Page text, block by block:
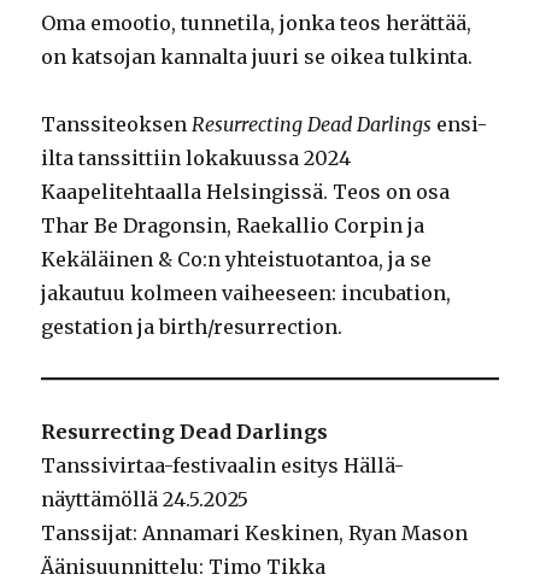
Oma emootio, tunnetila, jonka teos herättää,
on katsojan kannalta juuri se oikea tulkinta.
Tanssiteoksen Resurrecting Dead Darlings ensi-
ilta tanssittiin lokakuussa 2024
Kaapelitehtaalla Helsingissä. Teos on osa
Thar Be Dragonsin, Raekallio Corpin ja
Kekäläinen & Co:n yhteistuotantoa, ja se
jakautuu kolmeen vaiheeseen: incubation,
gestation ja birth/resurrection.
Resurrecting Dead Darlings
Tanssivirtaa-festivaalin esitys Hällä-
näyttämöllä 24.5.2025
Tanssijat: Annamari Keskinen, Ryan Mason
Äänisuunnittelu: Timo Tikka